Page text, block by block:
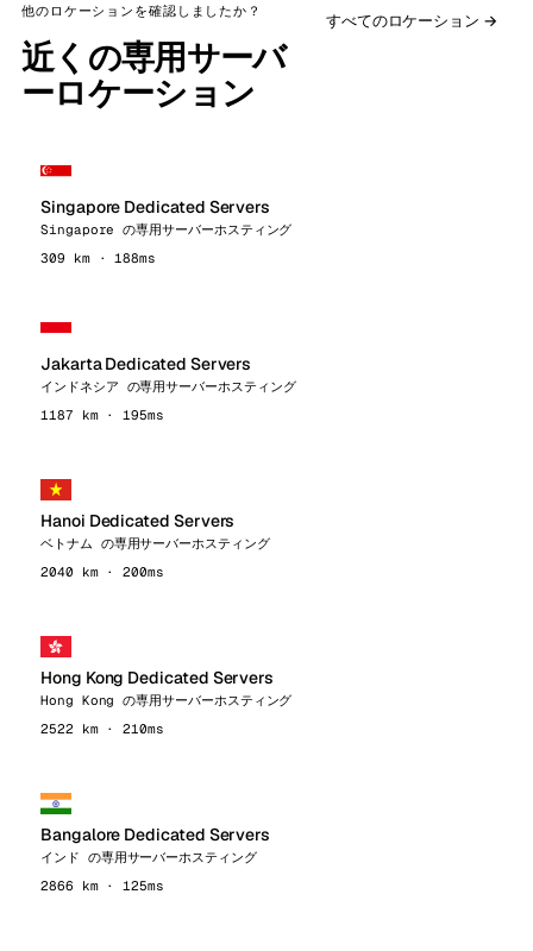
他のロケーションを確認しましたか？
近くの専用サーバ
ーロケーション
すべてのロケーション →
Singapore Dedicated Servers
Singapore の専用サーバーホスティング
309 km · 188ms
Jakarta Dedicated Servers
インドネシア の専用サーバーホスティング
1187 km · 195ms
Hanoi Dedicated Servers
ベトナム の専用サーバーホスティング
2040 km · 200ms
Hong Kong Dedicated Servers
Hong Kong の専用サーバーホスティング
2522 km · 210ms
Bangalore Dedicated Servers
インド の専用サーバーホスティング
2866 km · 125ms